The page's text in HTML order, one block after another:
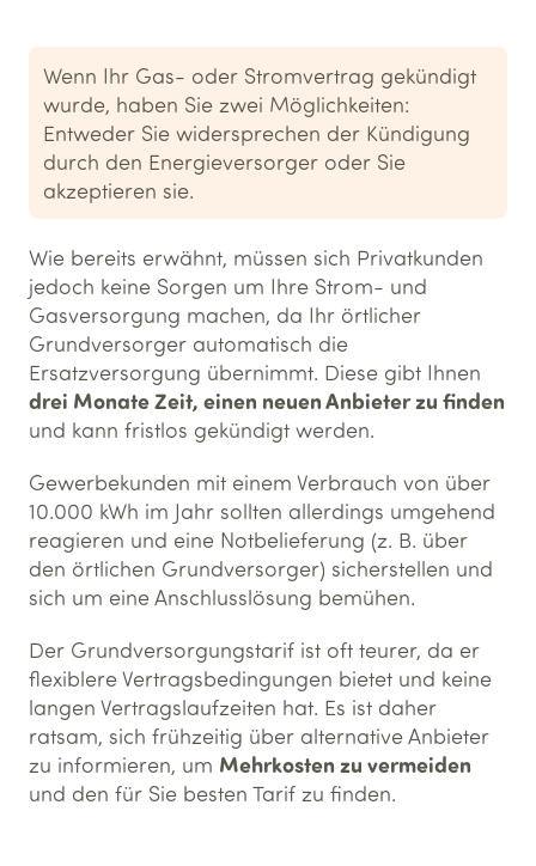
Wenn Ihr Gas- oder Stromvertrag gekündigt
wurde, haben Sie zwei Möglichkeiten:
Entweder Sie widersprechen der Kündigung
durch den Energieversorger oder Sie
akzeptieren sie.
Wie bereits erwähnt, müssen sich Privatkunden
jedoch keine Sorgen um Ihre Strom- und
Gasversorgung machen, da Ihr örtlicher
Grundversorger automatisch die
Ersatzversorgung übernimmt. Diese gibt Ihnen
drei Monate Zeit, einen neuen Anbieter zu finden
und kann fristlos gekündigt werden.
Gewerbekunden mit einem Verbrauch von über
10.000 kWh im Jahr sollten allerdings umgehend
reagieren und eine Notbelieferung (z. B. über
den örtlichen Grundversorger) sicherstellen und
sich um eine Anschlusslösung bemühen.
Der Grundversorgungstarif ist oft teurer, da er
flexiblere Vertragsbedingungen bietet und keine
langen Vertragslaufzeiten hat. Es ist daher
ratsam, sich frühzeitig über alternative Anbieter
zu informieren, um Mehrkosten zu vermeiden
und den für Sie besten Tarif zu finden.